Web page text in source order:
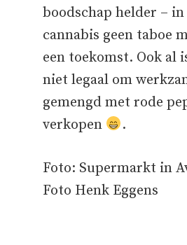
boodschap helder –
cannabis geen taboe
een toekomst. Ook al
niet legaal om
gemengd met rode
verkopen
.
Foto: Supermarkt in
Foto Henk Eggens